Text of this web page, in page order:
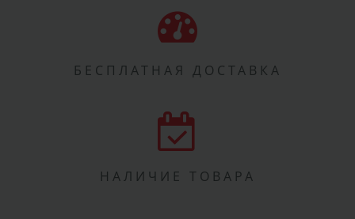
БЕСПЛАТНАЯ ДОСТАВКА
НАЛИЧИЕ ТОВАРА